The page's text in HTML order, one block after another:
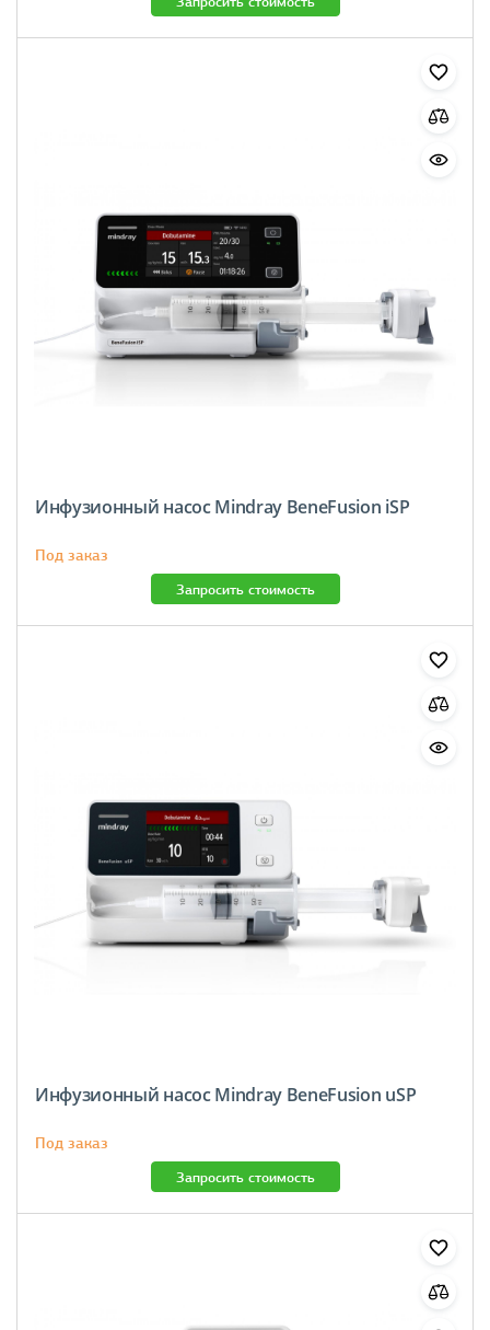
Инфузионный насос Mindray BeneFusion iSP
Под заказ
Запросить стоимость
Инфузионный насос Mindray BeneFusion uSP
Под заказ
Запросить стоимость